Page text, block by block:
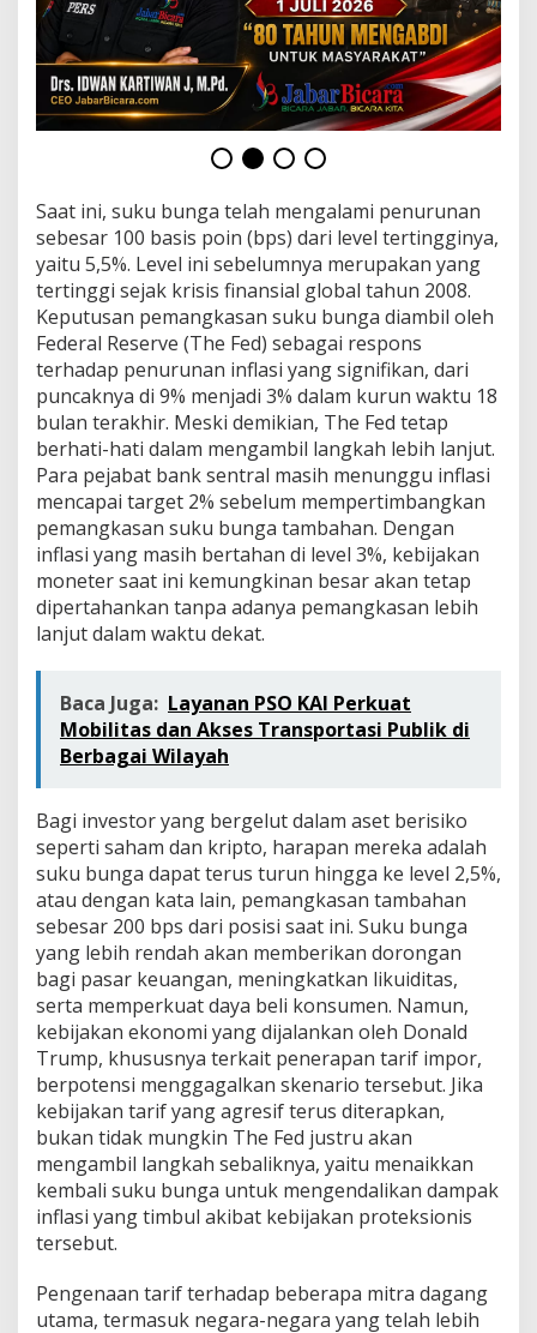
Saat ini, suku bunga telah mengalami penurunan
sebesar 100 basis poin (bps) dari level tertingginya,
yaitu 5,5%. Level ini sebelumnya merupakan yang
tertinggi sejak krisis finansial global tahun 2008.
Keputusan pemangkasan suku bunga diambil oleh
Federal Reserve (The Fed) sebagai respons
terhadap penurunan inflasi yang signifikan, dari
puncaknya di 9% menjadi 3% dalam kurun waktu 18
bulan terakhir. Meski demikian, The Fed tetap
berhati-hati dalam mengambil langkah lebih lanjut.
Para pejabat bank sentral masih menunggu inflasi
mencapai target 2% sebelum mempertimbangkan
pemangkasan suku bunga tambahan. Dengan
inflasi yang masih bertahan di level 3%, kebijakan
moneter saat ini kemungkinan besar akan tetap
dipertahankan tanpa adanya pemangkasan lebih
lanjut dalam waktu dekat.
Baca Juga: Layanan PSO KAI Perkuat
Mobilitas dan Akses Transportasi Publik di
Berbagai Wilayah
Bagi investor yang bergelut dalam aset berisiko
seperti saham dan kripto, harapan mereka adalah
suku bunga dapat terus turun hingga ke level 2,5%,
atau dengan kata lain, pemangkasan tambahan
sebesar 200 bps dari posisi saat ini. Suku bunga
yang lebih rendah akan memberikan dorongan
bagi pasar keuangan, meningkatkan likuiditas,
serta memperkuat daya beli konsumen. Namun,
kebijakan ekonomi yang dijalankan oleh Donald
Trump, khususnya terkait penerapan tarif impor,
berpotensi menggagalkan skenario tersebut. Jika
kebijakan tarif yang agresif terus diterapkan,
bukan tidak mungkin The Fed justru akan
mengambil langkah sebaliknya, yaitu menaikkan
kembali suku bunga untuk mengendalikan dampak
inflasi yang timbul akibat kebijakan proteksionis
tersebut.
Pengenaan tarif terhadap beberapa mitra dagang
utama, termasuk negara-negara yang telah lebih